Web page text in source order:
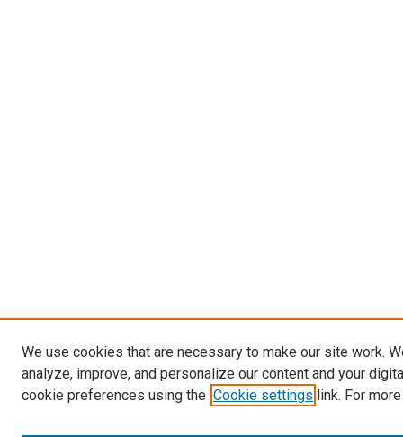
We use cookies that are necessary to make our site work.
analyze, improve, and personalize our content and your
cookie preferences using the Cookie settings link. For